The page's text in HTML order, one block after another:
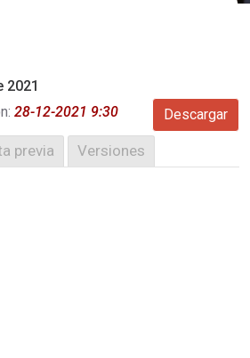
2021
Descargar
28-12-2021 9:30
previa Versiones